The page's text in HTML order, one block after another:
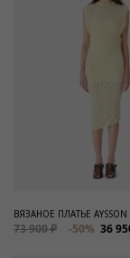
ВЯЗАНОЕ ПЛАТЬЕ AYSSON
73 900 ₽ -50% 36